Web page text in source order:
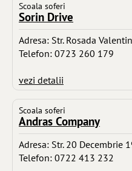
Scoala soferi
Sorin Drive
Adresa: Str. Rosada
Telefon: 0723 260 179
vezi detalii
Scoala soferi
Andras Company
Adresa: Str. 20 Decembrie
Telefon: 0722 413 232